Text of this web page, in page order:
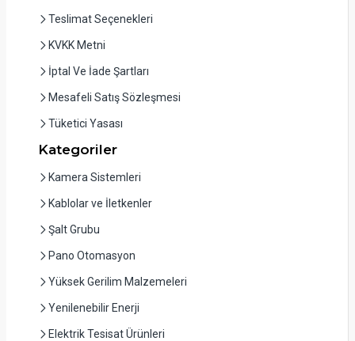
Teslimat Seçenekleri
KVKK Metni
İptal Ve İade Şartları
Mesafeli Satış Sözleşmesi
Tüketici Yasası
Kategoriler
Kamera Sistemleri
Kablolar ve İletkenler
Şalt Grubu
Pano Otomasyon
Yüksek Gerilim Malzemeleri
Yenilenebilir Enerji
Elektrik Tesisat Ürünleri